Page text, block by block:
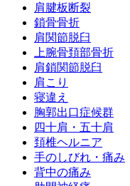
肩腱板断裂
鎖骨骨折
肩関節脱臼
上腕骨頚部骨折
肩鎖関節脱臼
肩こり
寝違え
胸郭出口症候群
四十肩・五十肩
頚椎ヘルニア
手のしびれ・痛み
背中の痛み